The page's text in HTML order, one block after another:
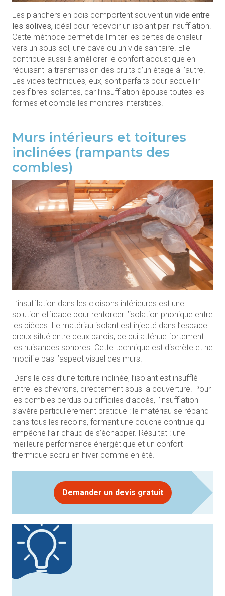
Les planchers en bois comportent souvent un vide entre
les solives, idéal pour recevoir un isolant par insufflation.
Cette méthode permet de limiter les pertes de chaleur
vers un sous-sol, une cave ou un vide sanitaire. Elle
contribue aussi à améliorer le confort acoustique en
réduisant la transmission des bruits d’un étage à l’autre.
Les vides techniques, eux, sont parfaits pour accueillir
des fibres isolantes, car l’insufflation épouse toutes les
formes et comble les moindres interstices.
Murs intérieurs et toitures
inclinées (rampants des
combles)
L’insufflation dans les cloisons intérieures est une
solution efficace pour renforcer l’isolation phonique entre
les pièces. Le matériau isolant est injecté dans l’espace
creux situé entre deux parois, ce qui atténue fortement
les nuisances sonores. Cette technique est discrète et ne
modifie pas l’aspect visuel des murs.
Dans le cas d’une toiture inclinée, l’isolant est insufflé
entre les chevrons, directement sous la couverture. Pour
les combles perdus ou difficiles d’accès, l’insufflation
s’avère particulièrement pratique : le matériau se répand
dans tous les recoins, formant une couche continue qui
empêche l’air chaud de s’échapper. Résultat : une
meilleure performance énergétique et un confort
thermique accru en hiver comme en été.
Demander un devis gratuit